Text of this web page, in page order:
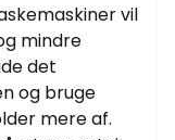
vil
mindre
det
og bruge
mere af.